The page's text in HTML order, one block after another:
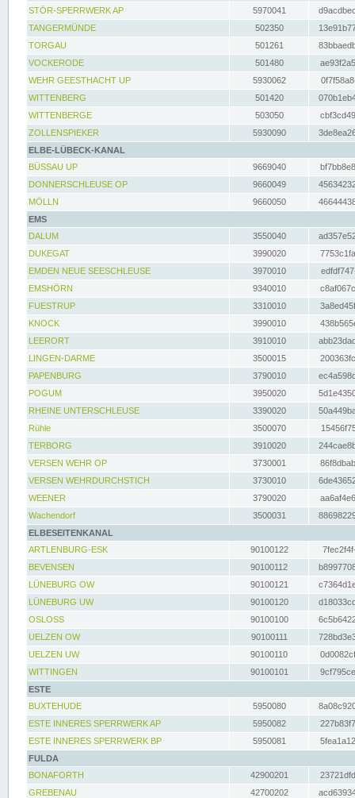
STÖR-SPERRWERK AP 5970041
TANGERMÜNDE
502350
TORGAU
501261
VOCKERODE
501480
WEHR GEESTHACHT UP
5930062
WITTENBERG
501420
WITTENBERGE
503050
ZOLLENSPIEKER
5930090
ELBE-LÜBECK-KANAL
BÜSSAU UP
9669040
DONNERSCHLEUSE OP
9660049
MÖLLN
9660050
EMS
DALUM
3550040
DUKEGAT
3990020
EMDEN NEUE SEESCHLEUSE
3970010
EMSHÖRN
9340010
FUESTRUP
3310010
KNOCK
3990010
LEERORT
3910010
LINGEN-DARME
3500015
PAPENBURG
3790010
POGUM
3950020
RHEINE UNTERSCHLEUSE
3390020
Rühle
3500070
TERBORG
3910020
VERSEN WEHR OP
3730001
VERSEN WEHRDURCHSTICH
3730010
WEENER
3790020
Wachendorf
3500031
ELBESEITENKANAL
ARTLENBURG-ESK
90100122
BEVENSEN
90100112
LÜNEBURG OW
90100121
LÜNEBURG UW
90100120
OSLOSS
90100100
UELZEN OW
90100111
UELZEN UW
90100110
WITTINGEN
90100101
ESTE
BUXTEHUDE
5950080
ESTE INNERES SPERRWERK AP
5950082
ESTE INNERES SPERRWERK BP
5950081
FULDA
BONAFORTH
42900201
GREBENAU
42700202